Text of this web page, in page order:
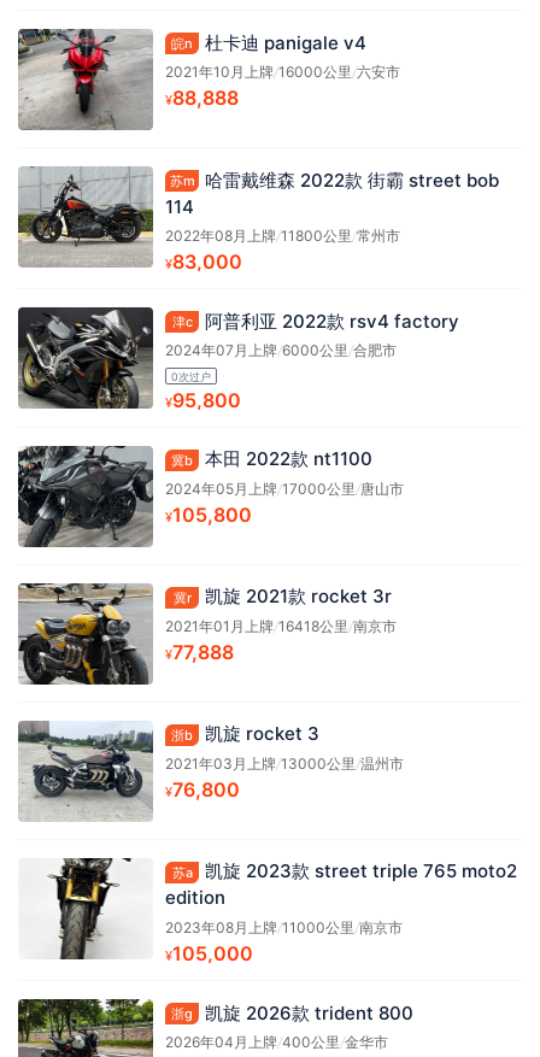
皖n 杜卡迪 panigale v4
2021年10月上牌/16000公里 /六安市
¥88,888
苏m
哈雷戴维森 2022款 街霸 street bob
114
2022年08月上牌/11800公里 /常州市
¥83,000
津c 阿普利亚 2022款 rsv4 factory
2024年07月上牌/6000公里 /合肥市
0次过户
¥95,800
冀b 本田 2022款 nt1100
2024年05月上牌/17000公里 /唐山市
¥105,800
冀r 凯旋 2021款 rocket 3r
2021年01月上牌/16418公里 /南京市
¥77,888
浙b 凯旋 rocket 3
2021年03月上牌/13000公里 /温州市
¥76,800
苏a
凯旋 2023款 street triple 765 moto2
edition
2023年08月上牌/11000公里 /南京市
¥105,000
浙g 凯旋 2026款 trident 800
2026年04月上牌/400公里 /金华市